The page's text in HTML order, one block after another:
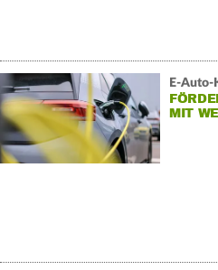
E-Auto-
MIT